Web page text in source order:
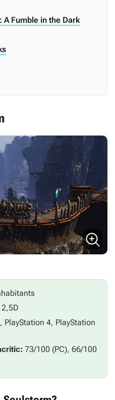
A Fumble in the Dark
PlayStation 4, PlayStation
73/100 (PC), 66/100